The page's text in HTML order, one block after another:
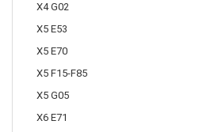
X4 G02
X5 E53
X5 E70
X5 F15-F85
X5 G05
X6 E71